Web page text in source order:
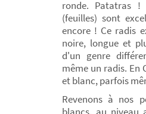
ronde. Patatras !
(feuilles) sont
encore ! Ce radis
noire, longue et
d'un genre
même un radis. En
et blanc, parfois
Revenons à nos